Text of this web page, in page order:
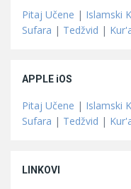
Pitaj Učene | Islamski
Sufara | Tedžvid |
APPLE iOS
Pitaj Učene | Islamski
Sufara | Tedžvid |
LINKOVI